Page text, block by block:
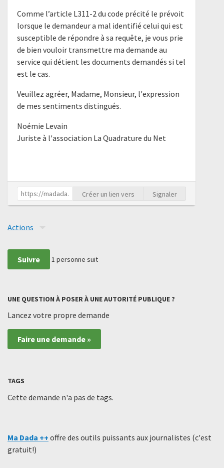
Comme l’article L311-2 du code précité le prévoit
lorsque le demandeur a mal identifié celui qui est
susceptible de répondre à sa requête, je vous prie
de bien vouloir transmettre ma demande au
service qui détient les documents demandés si tel
est le cas.
Veuillez agréer, Madame, Monsieur, l'expression
de mes sentiments distingués.
Noémie Levain
Juriste à l'association La Quadrature du Net
Créer un lien vers Signaler
Actions
Suivre 1 personne suit
UNE QUESTION À POSER À UNE AUTORITÉ PUBLIQUE ?
Lancez votre propre demande
Faire une demande »
TAGS
Cette demande n'a pas de tags.
Ma Dada ++ offre des outils puissants aux journalistes (c'est
gratuit!)